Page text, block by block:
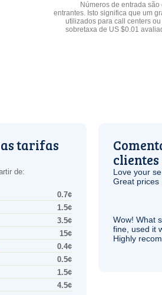
Números de entrada
entrantes. Isto significa que um
utilizados para call centers
sobretaxa de US $0.01
tarifas
de:
0.7¢
1.5¢
3.5¢
15¢
0.4¢
0.5¢
1.5¢
4.5¢
clientes
Love your
Great prices
Wow! What
fine, used it
Highly